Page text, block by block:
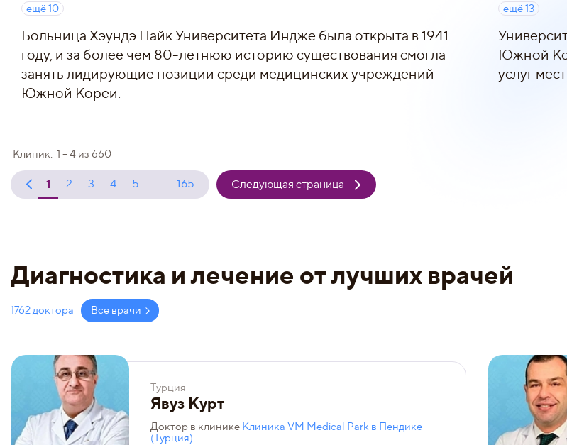
ещё10
Больница Хэундэ Пайк Университета Индже была открыта в 1941
году, и за более чем 80-летнюю историю существования смогла
занять лидирующие позиции среди медицинских учреждений
Южной Кореи.
ещё13
Южной
услуг
Клиник: 1 – 4 из 660
1 2 3 4 5 ... 165 Следующая страница
Диагностика и лечение от лучших врачей
1762 доктора Все врачи
Турция
Явуз Курт
Доктор в клинике Клиника VM Medical Park в Пендике
(Турция)